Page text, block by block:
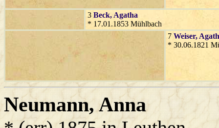
3 Beck, Agatha
* 17.01.1853 Mühlbach
7 Weiser,
* 30.06.1821
Neumann, Anna